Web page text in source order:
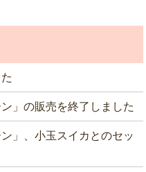
」の販売を終了しました
」、小玉スイカとのセッ